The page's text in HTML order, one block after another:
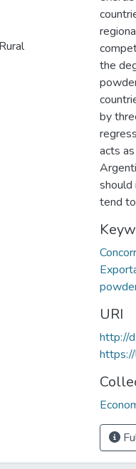
the
by
acts
should
tend
URI
http://